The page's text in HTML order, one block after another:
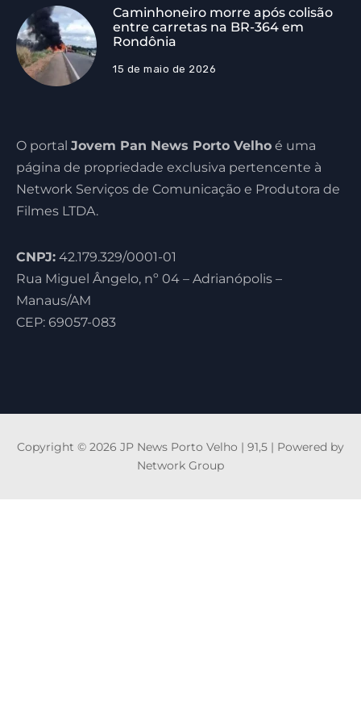
Caminhoneiro morre após colisão
entre carretas na BR-364 em
Rondônia
15 de maio de 2026
O portal Jovem Pan News Porto Velho é uma
página de propriedade exclusiva pertencente à
Network Serviços de Comunicação e Produtora de
Filmes LTDA.
CNPJ: 42.179.329/0001-01
Rua Miguel Ângelo, nº 04 – Adrianópolis –
Manaus/AM
CEP: 69057-083
Copyright © 2026 JP News Porto Velho | 91,5 | Powered by
Network Group